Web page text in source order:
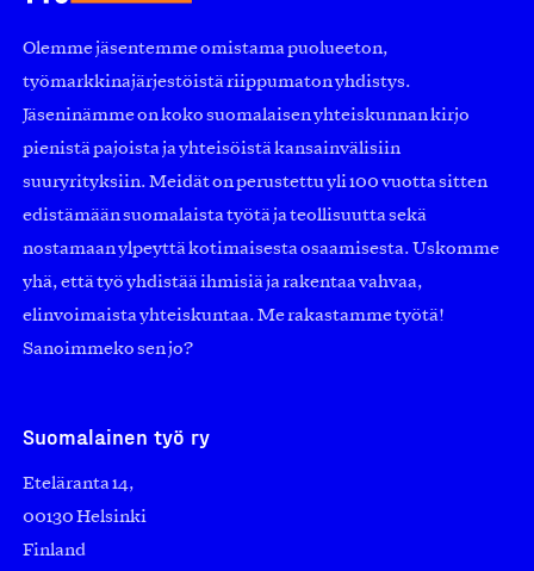
Olemme jäsentemme omistama puolueeton,
työmarkkinajärjestöistä riippumaton yhdistys.
Jäseninämme on koko suomalaisen yhteiskunnan kirjo
pienistä pajoista ja yhteisöistä kansainvälisiin
suuryrityksiin. Meidät on perustettu yli 100 vuotta sitten
edistämään suomalaista työtä ja teollisuutta sekä
nostamaan ylpeyttä kotimaisesta osaamisesta. Uskomme
yhä, että työ yhdistää ihmisiä ja rakentaa vahvaa,
elinvoimaista yhteiskuntaa. Me rakastamme työtä!
Sanoimmeko sen jo?
Suomalainen työ ry
Eteläranta 14,
00130 Helsinki
Finland